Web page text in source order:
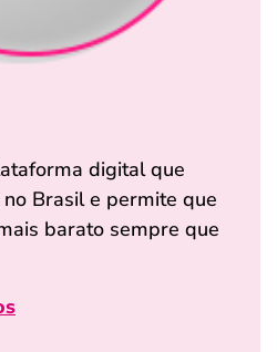
digital que
Brasil e permite que
barato sempre que